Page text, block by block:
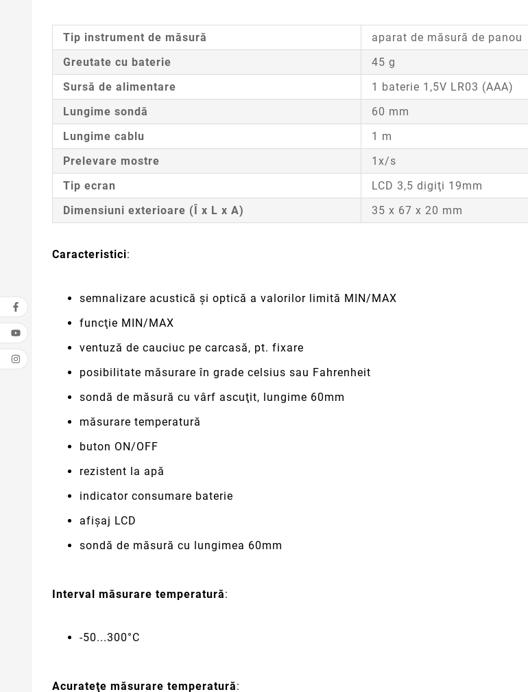
Tip instrument de măsură
aparat de măsură de panou
Greutate cu baterie
45 g
Sursă de alimentare
1 baterie 1,5V LR03 (AAA)
Lungime sondă
60 mm
Lungime cablu
1 m
Prelevare mostre
1x/s
Tip ecran
LCD 3,5 digiţi 19mm
Dimensiuni exterioare (Î x L x A)
35 x 67 x 20 mm
Caracteristici:
semnalizare acustică şi optică a valorilor limită MIN/MAX
funcţie MIN/MAX
ventuză de cauciuc pe carcasă, pt. fixare
posibilitate măsurare în grade celsius sau Fahrenheit
sondă de măsură cu vârf ascuţit, lungime 60mm
măsurare temperatură
buton ON/OFF
rezistent la apă
indicator consumare baterie
afişaj LCD
sondă de măsură cu lungimea 60mm
Interval măsurare temperatură:
-50...300°C
Acurateţe măsurare temperatură: